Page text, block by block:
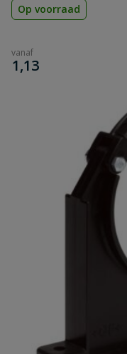
Op voorraad
vanaf
€
1,13